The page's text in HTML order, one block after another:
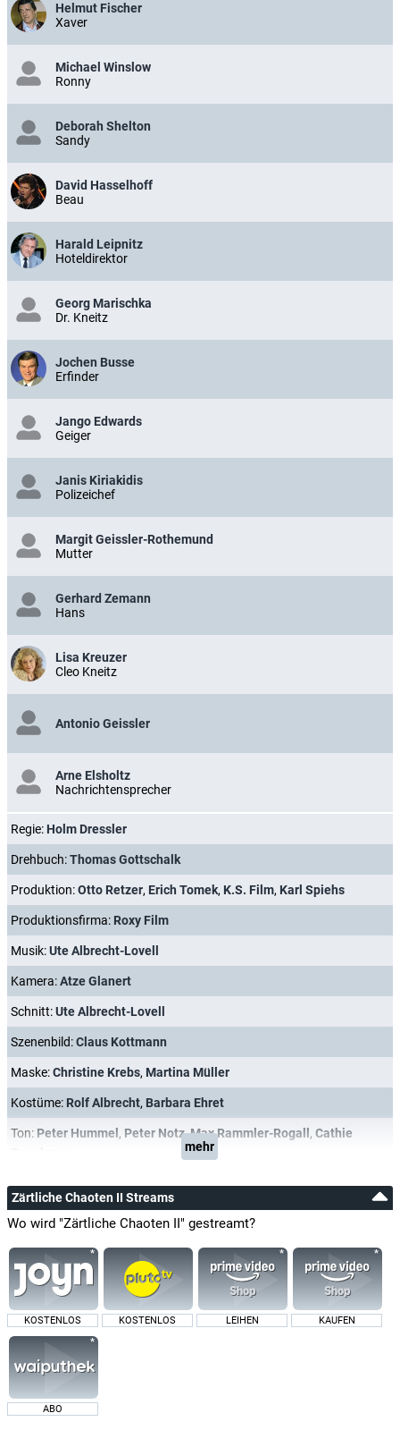
Helmut Fischer
Xaver
Michael Winslow
Ronny
Deborah Shelton
Sandy
David Hasselhoff
Beau
Harald Leipnitz
Hoteldirektor
Georg Marischka
Dr. Kneitz
Jochen Busse
Erfinder
Jango Edwards
Geiger
Janis Kiriakidis
Polizeichef
Margit Geissler-Rothemund
Mutter
Gerhard Zemann
Hans
Lisa Kreuzer
Cleo Kneitz
Antonio Geissler
Arne Elsholtz
Nachrichtensprecher
Regie: Holm Dressler
Drehbuch:Thomas Gottschalk
Produktion:Otto Retzer, Erich Tomek, K.S. Film, Karl Spiehs
Produktionsfirma: Roxy Film
Musik:Ute Albrecht-Lovell
Kamera:Atze Glanert
Schnitt:Ute Albrecht-Lovell
Szenenbild:Claus Kottmann
Maske:Christine Krebs, Martina Müller
Kostüme: Rolf Albrecht, Barbara Ehret
Ton: Peter Hummel, Peter Notz,Max Rammler-Rogall, Cathie
mehr
Zärtliche Chaoten II Streams
Wo wird "Zärtliche Chaoten II" gestreamt?
KOSTENLOS KOSTENLOS LEIHEN KAUFEN
ABO